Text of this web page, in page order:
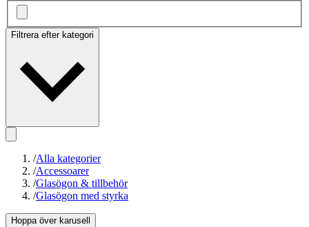
Filtrera efter kategori
/Alla kategorier
/Accessoarer
/Glasögon & tillbehör
/Glasögon med styrka
Hoppa över karusell